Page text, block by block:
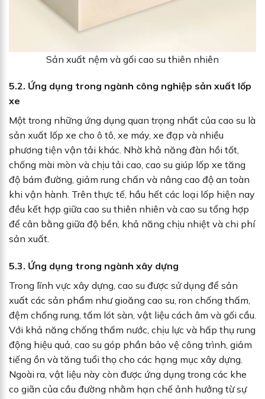
Sản xuất nệm và gối cao su thiên nhiên
5.2. Ứng dụng trong ngành công nghiệp sản xuất lốp
xe
Một trong những ứng dụng quan trọng nhất của cao su là
sản xuất lốp xe cho ô tô, xe máy, xe đạp và nhiều
phương tiện vận tải khác. Nhờ khả năng đàn hồi tốt,
chống mài mòn và chịu tải cao, cao su giúp lốp xe tăng
độ bám đường, giảm rung chấn và nâng cao độ an toàn
khi vận hành. Trên thực tế, hầu hết các loại lốp hiện nay
đều kết hợp giữa cao su thiên nhiên và cao su tổng hợp
để cân bằng giữa độ bền, khả năng chịu nhiệt và chi phí
sản xuất.
5.3. Ứng dụng trong ngành xây dựng
Trong lĩnh vực xây dựng, cao su được sử dụng để sản
xuất các sản phẩm như gioăng cao su, ron chống thấm,
đệm chống rung, tấm lót sàn, vật liệu cách âm và gối cầu.
Với khả năng chống thấm nước, chịu lực và hấp thụ rung
động hiệu quả, cao su góp phần bảo vệ công trình, giảm
tiếng ồn và tăng tuổi thọ cho các hạng mục xây dựng.
Ngoài ra, vật liệu này còn được ứng dụng trong các khe
co giãn của cầu đường nhằm hạn chế ảnh hưởng từ sự